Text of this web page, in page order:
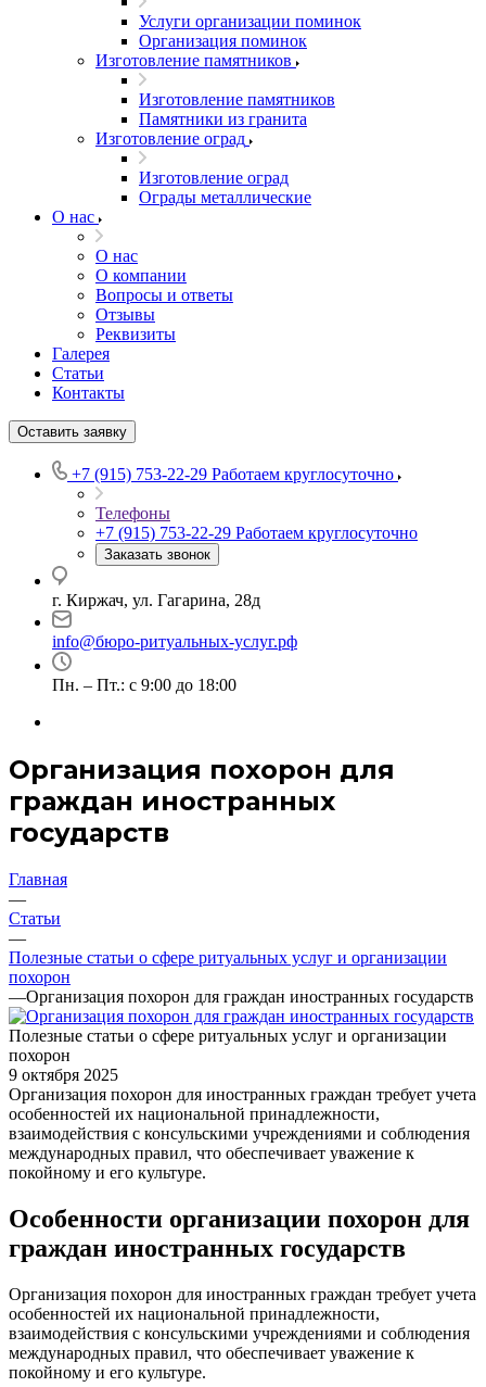
Услуги организации поминок
Организация поминок
Изготовление памятников
Изготовление памятников
Памятники из гранита
Изготовление оград
Изготовление оград
Ограды металлические
О нас
О нас
О компании
Вопросы и ответы
Отзывы
Реквизиты
Галерея
Статьи
Контакты
Оставить заявку
+7 (915) 753-22-29 Работаем круглосуточно
Телефоны
+7 (915) 753-22-29 Работаем круглосуточно
Заказать звонок
г. Киржач, ул. Гагарина, 28д
info@бюро-ритуальных-услуг.рф
Пн. – Пт.: с 9:00 до 18:00
Организация похорон для
граждан иностранных
государств
Главная
—
Статьи
—
Полезные статьи о сфере ритуальных услуг и организации
похорон
—Организация похорон для граждан иностранных государств
Полезные статьи о сфере ритуальных услуг и организации
похорон
9 октября 2025
Организация похорон для иностранных граждан требует учета
особенностей их национальной принадлежности,
взаимодействия с консульскими учреждениями и соблюдения
международных правил, что обеспечивает уважение к
покойному и его культуре.
Особенности организации похорон для
граждан иностранных государств
Организация похорон для иностранных граждан требует учета
особенностей их национальной принадлежности,
взаимодействия с консульскими учреждениями и соблюдения
международных правил, что обеспечивает уважение к
покойному и его культуре.